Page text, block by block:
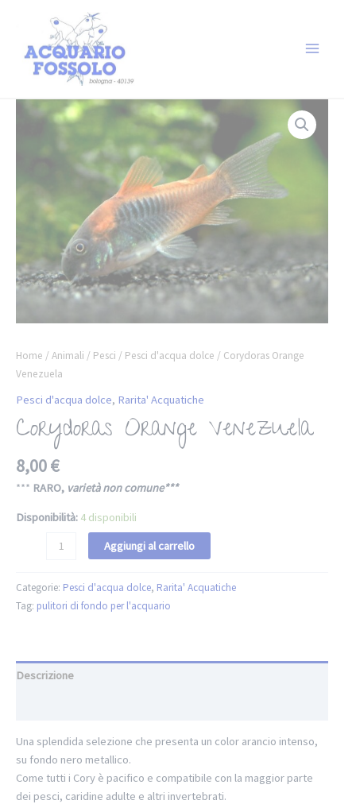
Home /Animali / Pesci / Pesci d'acqua dolce / Corydoras Orange
Venezuela
Pesci d'acqua dolce, Rarita' Acquatiche
Corydoras Orange Venezuela
8,00€
*** RARO, varietà non comune***
Disponibilità: 4 disponibili
Aggiungi al carrello
Categorie: Pesci d'acqua dolce, Rarita' Acquatiche
Tag: pulitori di fondo per l'acquario
Descrizione
Una splendida selezione che presenta un color arancio intenso,
su fondo nero metallico.
Come tutti i Cory è pacifico e compatibile con la maggior parte
dei pesci, caridine adulte e altri invertebrati.